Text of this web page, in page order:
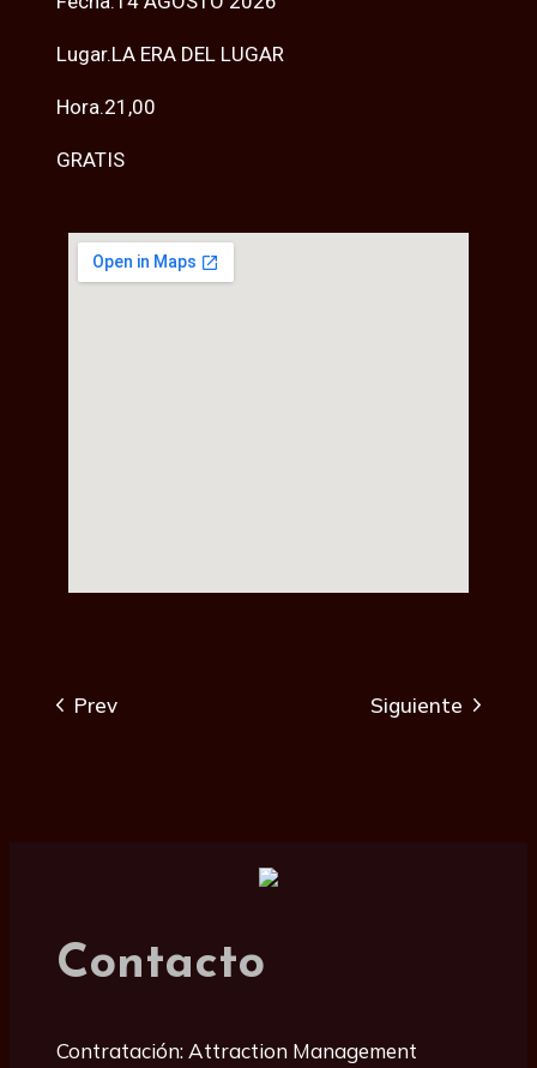
Lugar.LA ERA DEL LUGAR
Hora.21,00
GRATIS
Prev Siguiente
Contacto
Contratación: Attraction Management